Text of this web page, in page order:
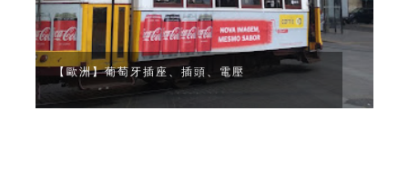
【歐洲】葡萄牙插座、插頭、電壓